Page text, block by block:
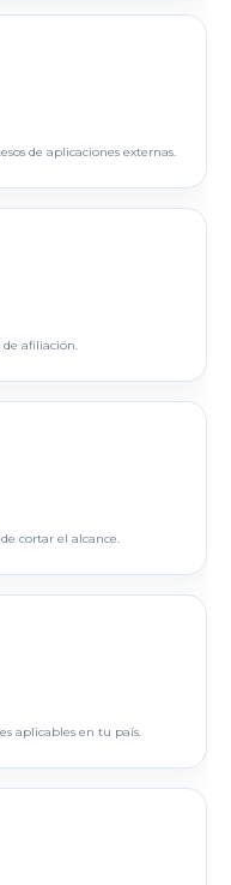
de aplicaciones externas.
afiliación.
cortar el alcance.
aplicables en tu país.